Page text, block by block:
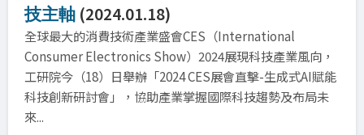
技主軸 (2024.01.18)
全球最大的消費技術產業盛會CES（International
Consumer Electronics Show）2024展現科技產業風向，
工研院今（18）日舉辦「2024 CES展會直擊-生成式AI賦能
科技創新研討會」，協助產業掌握國際科技趨勢及布局未
來...